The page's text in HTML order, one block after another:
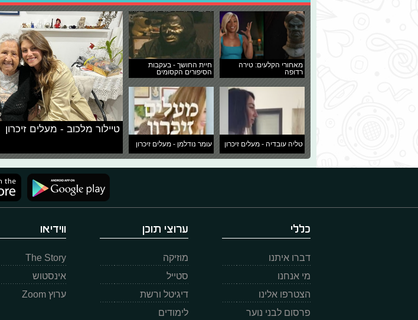
מאחורי הקלעים: טירה
רדופה
חיית החושך - בעקבות
הסיפורים הקסומים
טליה עובדיה - מעלים זיכרון עומר נודלמן - מעלים זיכרון
טיילור מלכוב - מעלים זיכרון
כללי
דברו איתנו
מי אנחנו
הצטרפו אלינו
פרסום לבני נוער
ערוצי תוכן
מוזיקה
סטייל
דיגיטל ורשת
לימודים
ווידיאו
The Story
אינסטוש
ערוץ Zoom